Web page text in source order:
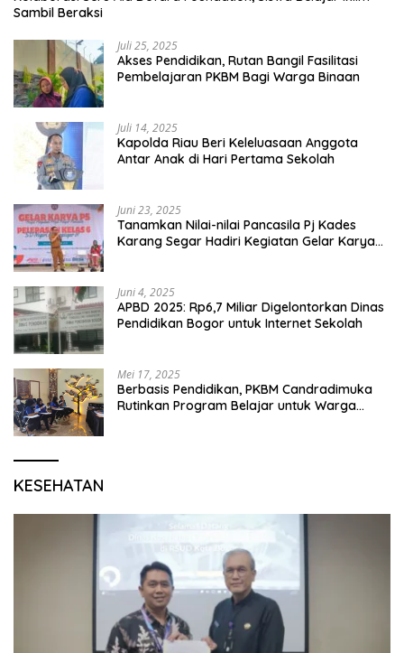
Sambil Beraksi
Juli 25, 2025
Akses Pendidikan, Rutan Bangil Fasilitasi
Pembelajaran PKBM Bagi Warga Binaan
Juli 14, 2025
Kapolda Riau Beri Keleluasaan Anggota
Antar Anak di Hari Pertama Sekolah
Juni 23, 2025
Tanamkan Nilai-nilai Pancasila Pj Kades
Karang Segar Hadiri Kegiatan Gelar Karya
Juni 4, 2025
APBD 2025: Rp6,7 Miliar Digelontorkan Dinas
Pendidikan Bogor untuk Internet Sekolah
Mei 17, 2025
Berbasis Pendidikan, PKBM Candradimuka
Rutinkan Program Belajar untuk Warga
KESEHATAN